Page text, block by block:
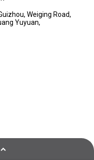
Weiging Road,
Yuyuan,